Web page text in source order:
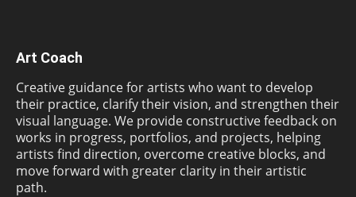
Art Coach
Creative guidance for artists who want to develop
their practice, clarify their vision, and strengthen their
visual language. We provide constructive feedback on
works in progress, portfolios, and projects, helping
artists find direction, overcome creative blocks, and
move forward with greater clarity in their artistic
path.